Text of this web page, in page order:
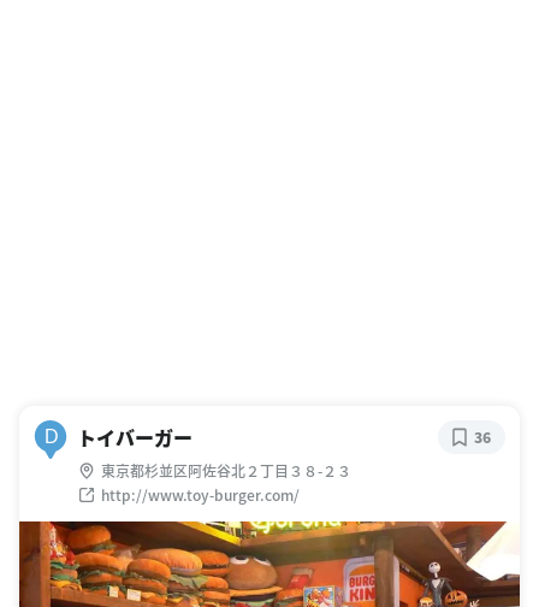
D トイバーガー
東京都杉並区阿佐谷北２丁目３８-２３
http://www.toy-burger.com/
36